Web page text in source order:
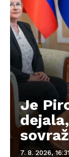
Je
7. 8. 2026,